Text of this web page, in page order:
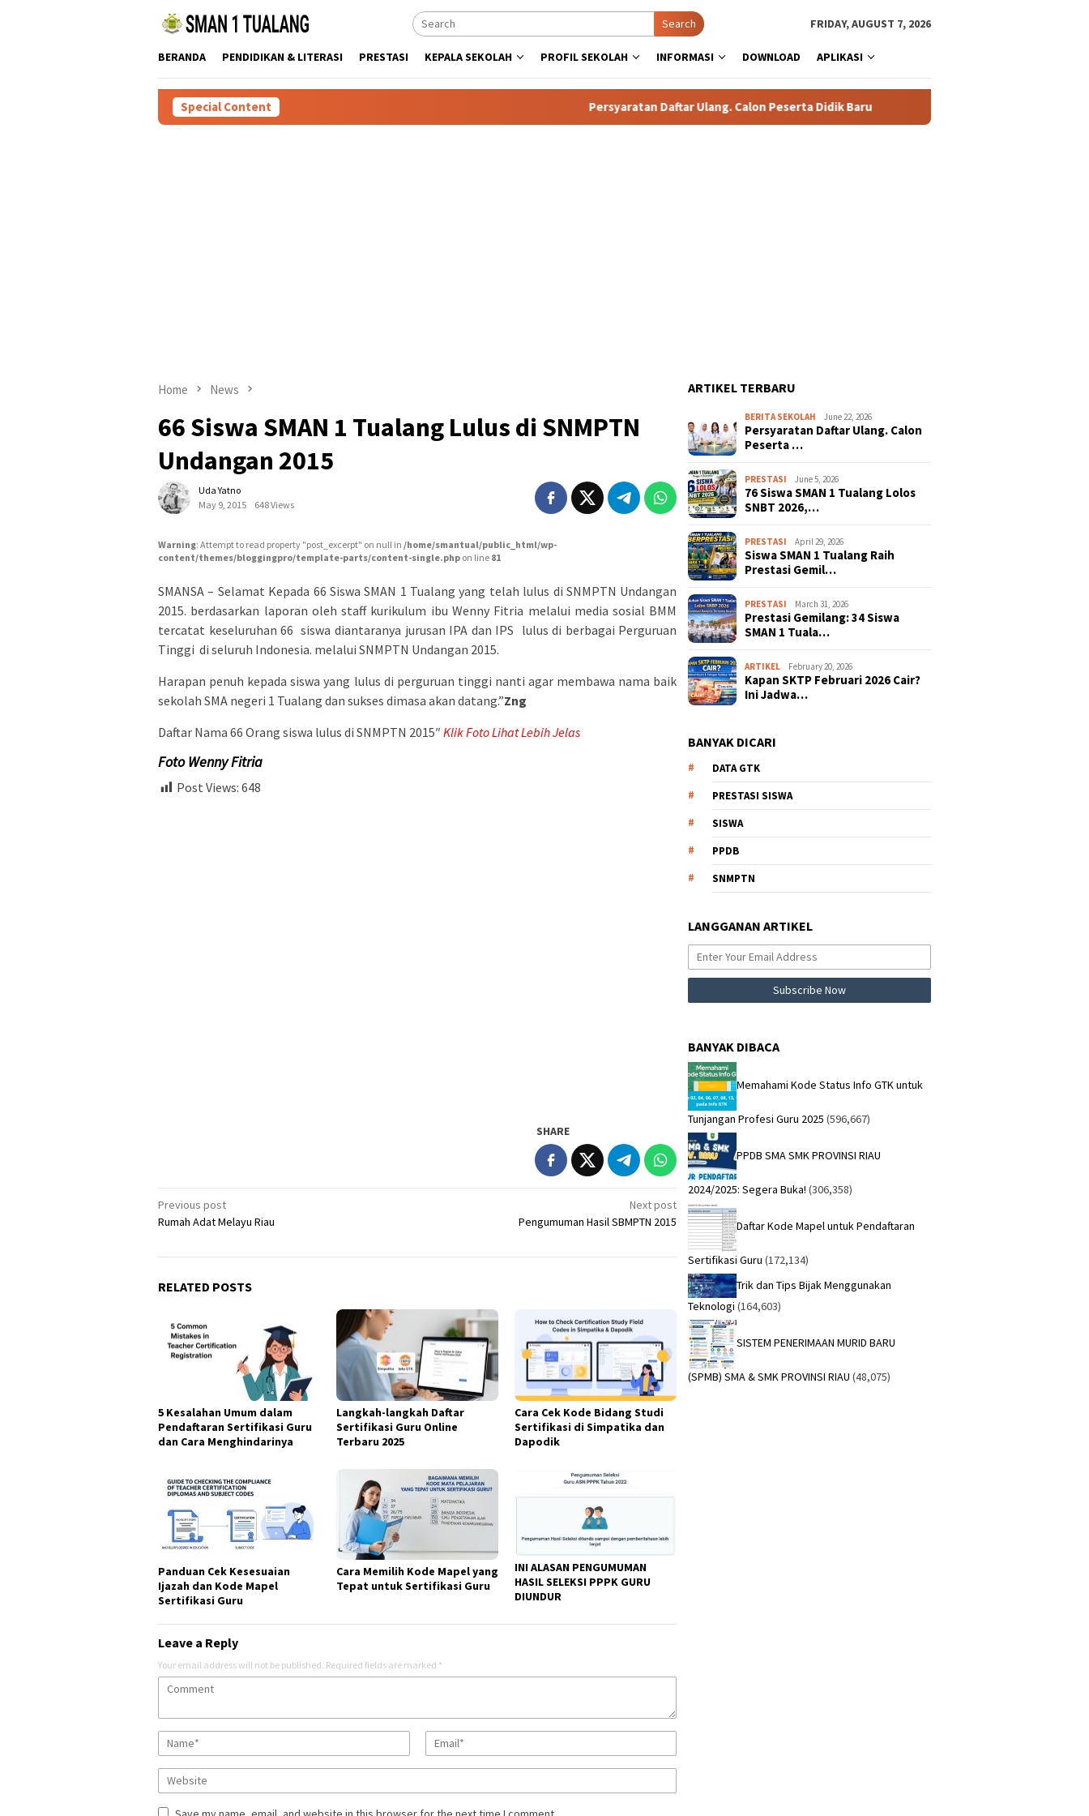
Search FRIDAY, AUGUST 7, 2026
BERANDA PENDIDIKAN & LITERASI PRESTASI KEPALA SEKOLAH PROFIL SEKOLAH INFORMASI DOWNLOAD APLIKASI
Special Content Persyaratan Daftar Ulang. Calon Peserta Didik Baru
Home News
66 Siswa SMAN 1 Tualang Lulus di SNMPTN
Undangan 2015
Uda Yatno
May 9, 2015
648 Views
Warning: Attempt to read property "post_excerpt" on null in /home/smantual/public_html/wp-
content/themes/bloggingpro/template-parts/content-single.php on line 81
SMANSA – Selamat Kepada 66 Siswa SMAN 1 Tualang yang telah lulus di SNMPTN Undangan
2015. berdasarkan laporan oleh staff kurikulum ibu Wenny Fitria melalui media sosial BMM
tercatat keseluruhan 66 siswa diantaranya jurusan IPA dan IPS lulus di berbagai Perguruan
Tinggi di seluruh Indonesia. melalui SNMPTN Undangan 2015.
Harapan penuh kepada siswa yang lulus di perguruan tinggi nanti agar membawa nama baik
sekolah SMA negeri 1 Tualang dan sukses dimasa akan datang.”Zng
Daftar Nama 66 Orang siswa lulus di SNMPTN 2015″ Klik Foto Lihat Lebih Jelas
Foto Wenny Fitria
Post Views: 648
SHARE
Post
navigation
Previous post
Rumah Adat Melayu Riau
Next post
Pengumuman Hasil SBMPTN 2015
RELATED POSTS
5 Kesalahan Umum dalam
Pendaftaran Sertifikasi Guru
dan Cara Menghindarinya
Langkah-langkah Daftar
Sertifikasi Guru Online
Terbaru 2025
Cara Cek Kode Bidang Studi
Sertifikasi di Simpatika dan
Dapodik
Panduan Cek Kesesuaian
Ijazah dan Kode Mapel
Sertifikasi Guru
Cara Memilih Kode Mapel yang
Tepat untuk Sertifikasi Guru
INI ALASAN PENGUMUMAN
HASIL SELEKSI PPPK GURU
DIUNDUR
Leave a Reply
Your email address will not be published. Required fields are marked *
ARTIKEL TERBARU
BERITA SEKOLAH June 22, 2026
Persyaratan Daftar Ulang. Calon
Peserta …
PRESTASI June 5, 2026
76 Siswa SMAN 1 Tualang Lolos
SNBT 2026,…
PRESTASI April 29, 2026
Siswa SMAN 1 Tualang Raih
Prestasi Gemil…
PRESTASI March 31, 2026
Prestasi Gemilang: 34 Siswa
SMAN 1 Tuala…
ARTIKEL February 20, 2026
Kapan SKTP Februari 2026 Cair?
Ini Jadwa…
BANYAK DICARI
DATA GTK
PRESTASI SISWA
SISWA
PPDB
SNMPTN
LANGGANAN ARTIKEL
BANYAK DIBACA
Memahami Kode Status Info GTK untuk
Tunjangan Profesi Guru 2025 (596,667)
PPDB SMA SMK PROVINSI RIAU
2024/2025: Segera Buka! (306,358)
Daftar Kode Mapel untuk Pendaftaran
Sertifikasi Guru (172,134)
Trik dan Tips Bijak Menggunakan
Teknologi (164,603)
SISTEM PENERIMAAN MURID BARU
(SPMB) SMA & SMK PROVINSI RIAU (48,075)